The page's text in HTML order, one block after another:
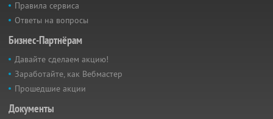
Правила сервиса
Ответы на вопросы
Бизнес-Партнёрам
Давайте сделаем акцию!
Заработайте, как Вебмастер
Прошедшие акции
Документы